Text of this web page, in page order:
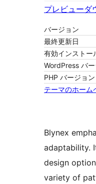
プレビューダ
バージョン
最終更新日
有効インストー
WordPress バ
PHP バージョン
テーマのホーム
Blynex
adaptability.
design
variety of